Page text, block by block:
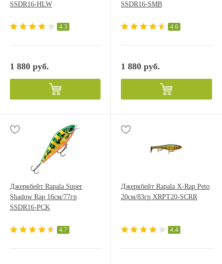
SSDR16-HLW
4.3
1 880 руб.
SSDR16-SMB
4.6
1 880 руб.
Джеркбейт Rapala Super
Shadow Rap 16см/77гр
SSDR16-PCK
4.7
Джеркбейт Rapala X-Rap Peto
20см/83гр XRPT20-SCRR
4.4